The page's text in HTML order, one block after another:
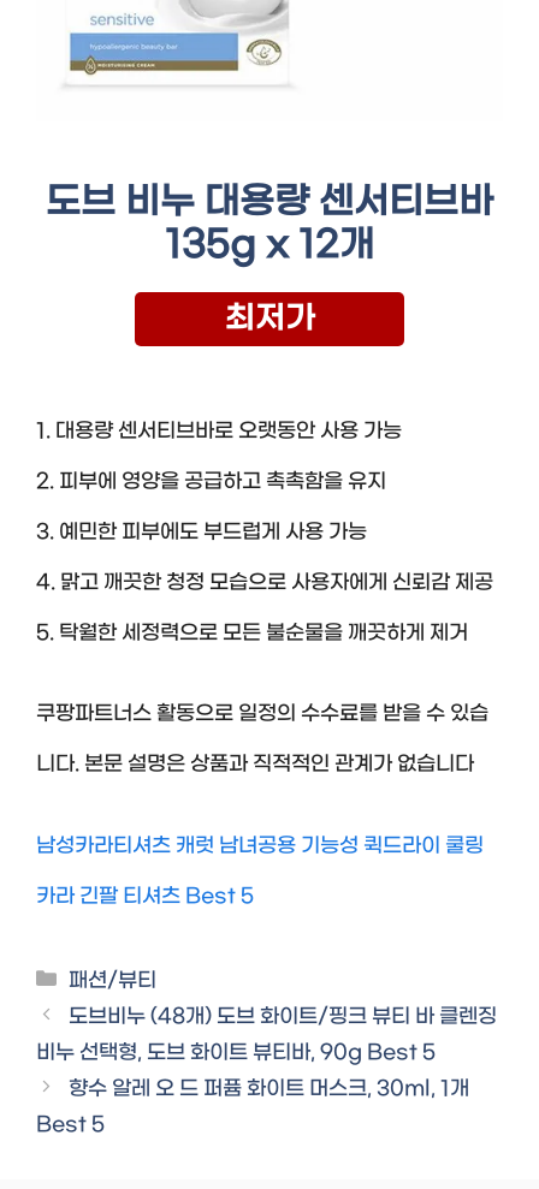
도브 비누 대용량 센서티브바
135g x 12개
최저가
1. 대용량 센서티브바로 오랫동안 사용 가능
2. 피부에 영양을 공급하고 촉촉함을 유지
3. 예민한 피부에도 부드럽게 사용 가능
4. 맑고 깨끗한 청정 모습으로 사용자에게 신뢰감 제공
5. 탁월한 세정력으로 모든 불순물을 깨끗하게 제거
쿠팡파트너스 활동으로 일정의 수수료를 받을 수 있습
니다. 본문 설명은 상품과 직적적인 관계가 없습니다
남성카라티셔츠 캐럿 남녀공용 기능성 퀵드라이 쿨링
카라 긴팔 티셔츠 Best 5
Categories
패션/뷰티
도브비누 (48개) 도브 화이트/핑크 뷰티 바 클렌징
비누 선택형, 도브 화이트 뷰티바, 90g Best 5
향수 알레 오 드 퍼퓸 화이트 머스크, 30ml, 1개
Best 5